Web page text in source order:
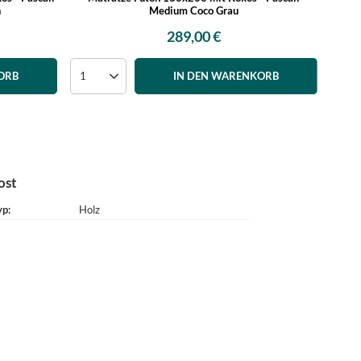
Medium Coco Grau
289,00 €
IN DEN WARENKORB
Holz